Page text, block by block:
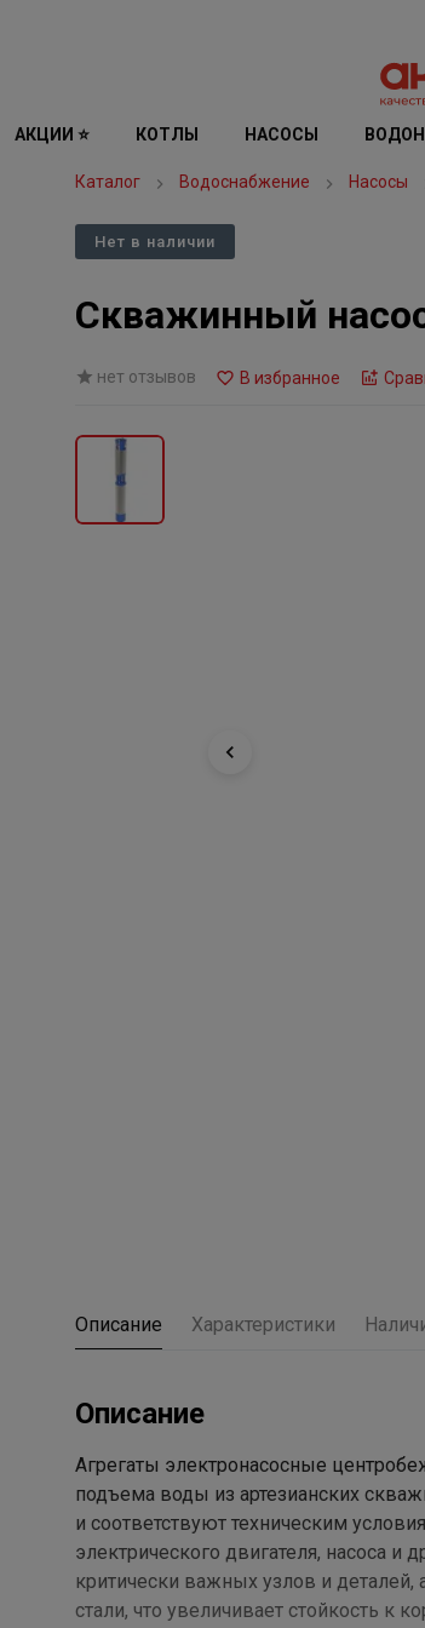
АКЦИИ ⭐ КОТЛЫ НАСОСЫ
Каталог Водоснабжение Насосы
Нет в наличии
Скважинный
нет отзывов В избранное
Описание Характеристики
Описание
Агрегаты электронасосные
подъема воды из артезианских
и соответствуют техническим
электрического двигателя, насоса и
критически важных узлов и
стали, что увеличивает стойкость к